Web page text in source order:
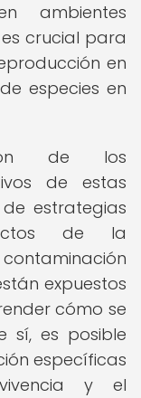
ambientes
crucial para
en
especies en
de los
de estas
estrategias
de la
expuestos
cómo se
sí, es posible
específicas
y el